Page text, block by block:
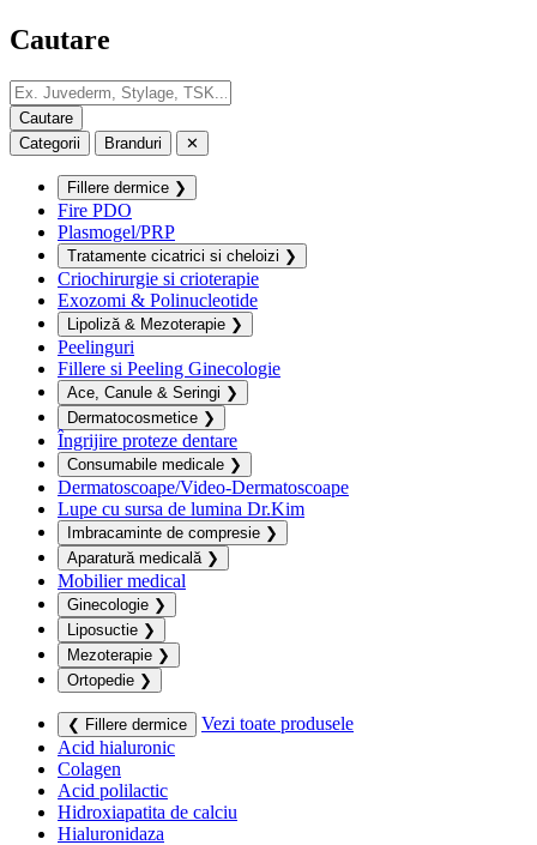
Cautare
Categorii Branduri ✕
Fillere dermice ❯
Fire PDO
Plasmogel/PRP
Tratamente cicatrici si cheloizi ❯
Criochirurgie si crioterapie
Exozomi & Polinucleotide
Lipoliză & Mezoterapie ❯
Peelinguri
Fillere si Peeling Ginecologie
Ace, Canule & Seringi ❯
Dermatocosmetice ❯
Îngrijire proteze dentare
Consumabile medicale ❯
Dermatoscoape/Video-Dermatoscoape
Lupe cu sursa de lumina Dr.Kim
Imbracaminte de compresie ❯
Aparatură medicală ❯
Mobilier medical
Ginecologie ❯
Liposuctie ❯
Mezoterapie ❯
Ortopedie ❯
❮ Fillere dermice
Vezi toate produsele
Acid hialuronic
Colagen
Acid polilactic
Hidroxiapatita de calciu
Hialuronidaza